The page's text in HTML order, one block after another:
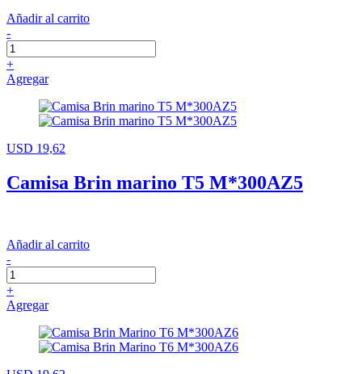
Añadir al carrito
-
+
Agregar
USD 19,62
Camisa Brin marino T5 M*300AZ5
Añadir al carrito
-
+
Agregar